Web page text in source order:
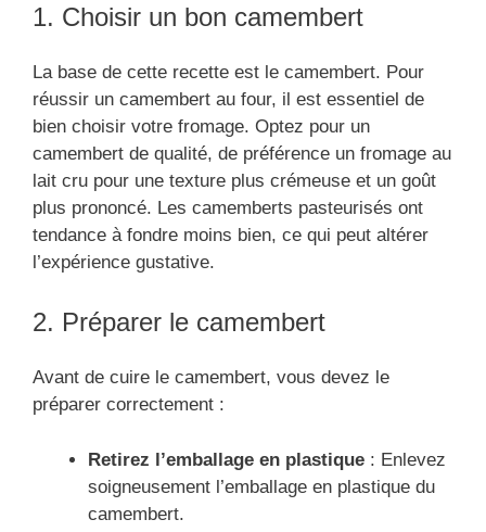
1. Choisir un bon camembert
La base de cette recette est le camembert. Pour
réussir un camembert au four, il est essentiel de
bien choisir votre fromage. Optez pour un
camembert de qualité, de préférence un fromage au
lait cru pour une texture plus crémeuse et un goût
plus prononcé. Les camemberts pasteurisés ont
tendance à fondre moins bien, ce qui peut altérer
l’expérience gustative.
2. Préparer le camembert
Avant de cuire le camembert, vous devez le
préparer correctement :
Retirez l’emballage en plastique : Enlevez
soigneusement l’emballage en plastique du
camembert.